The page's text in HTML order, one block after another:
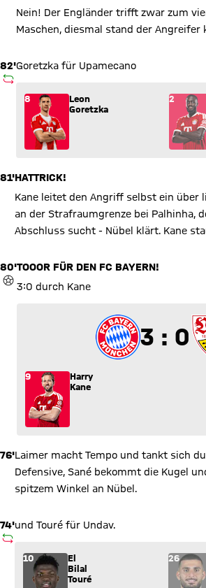
Nein! Der Engländer trifft zwar zum
Maschen, diesmal stand der Angreifer
82'
AUSWECHSLUNG
Goretzka für Upamecano
Wechsel: Leon Goretzka (8) kommt
8
Leon
Goretzka
2
81'HATTRICK!
Kane leitet den Angriff selbst ein über
an der Strafraumgrenze bei Palhinha,
Abschluss sucht - Nübel klärt. Kane
80'
TOR
TOOOR FÜR DEN FC BAYERN!
3:0 durch Kane
3 zu 0
3 : 0
9
Harry
Kane
76'Laimer macht Tempo und tankt sich
Defensive, Sané bekommt die Kugel
spitzem Winkel an Nübel.
74'
AUSWECHSLUNG
und Touré für Undav.
Wechsel: El Bilal Touré (10) kommt
10
El
Bilal
Touré
26